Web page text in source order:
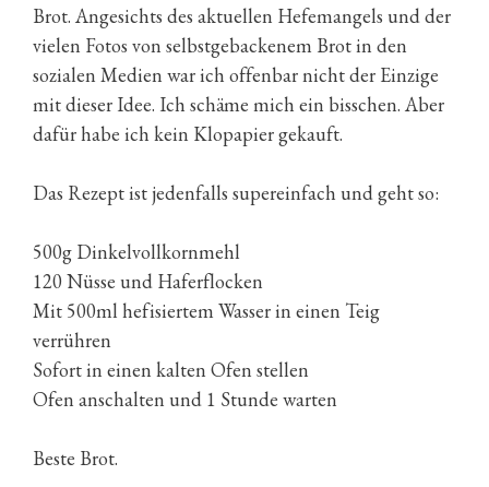
Brot. Angesichts des aktuellen Hefemangels und der
vielen Fotos von selbstgebackenem Brot in den
sozialen Medien war ich offenbar nicht der Einzige
mit dieser Idee. Ich schäme mich ein bisschen. Aber
dafür habe ich kein Klopapier gekauft.
Das Rezept ist jedenfalls supereinfach und geht so:
500g Dinkelvollkornmehl
120 Nüsse und Haferflocken
Mit 500ml hefisiertem Wasser in einen Teig
verrühren
Sofort in einen kalten Ofen stellen
Ofen anschalten und 1 Stunde warten
Beste Brot.